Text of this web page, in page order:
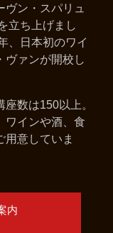
ン・スパリュ
立ち上げまし
、日本初のワイ
ヴァンが開校し
数は150以上。
ワインや酒、食
用意していま
内